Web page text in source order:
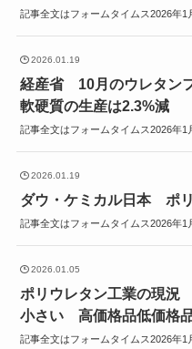
記事全文はフォームタイムス2026年
2026.01.19
経産省 10月のウレタン
軟硬質の生産は2.3%減
記事全文はフォームタイムス2026年
2026.01.19
ダウ・ケミカル日本 ポ
記事全文はフォームタイムス2026年
2026.01.05
ポリウレタン工業の現
小さい 高価格品低価格
記事全文はフォームタイムス2026年